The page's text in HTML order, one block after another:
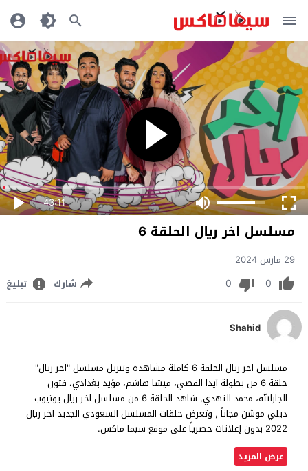
43:11
مسلسل اخر ريال الحلقة 6
29 مارس 2024
0
0 شارك تبليغ
Shahid
مسلسل اخر ريال الحلقة 6 كاملة مشاهدة وتنزيل مسلسل "اخر ريال"
حلقة 6 من بطولة آيدا القصي، ميشا هاشم، مؤيد بغدادي، فتون
الجارالله، محمد النهدي, شاهد الحلقة 6 من مسلسل اخر ريال يوتيوب
ديلي موشن مجاناً , وتعرض حلقات المسلسل السعودي الجديد اخر ريال
2022 بدون إعلانات حصرياً على موقع سيما ماكس.
عرض المزيد